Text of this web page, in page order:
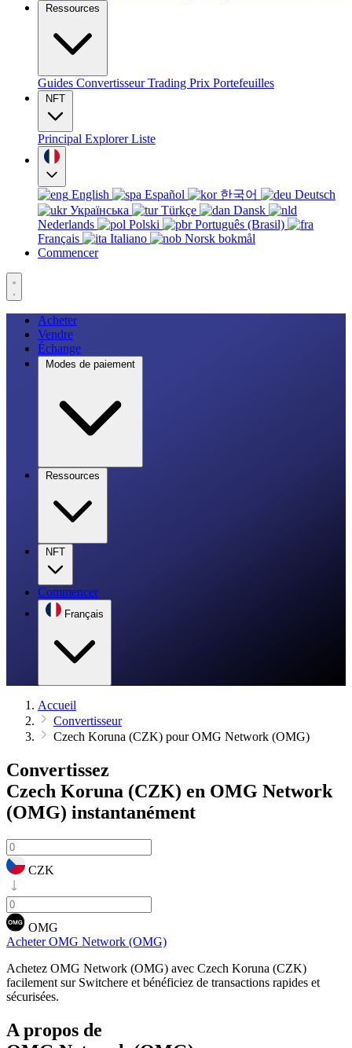
Ressources
Guides ConvertisseurTrading Prix Portefeuilles
NFT
Principal ExplorerListe
English Español 한국어
Deutsch
Українська
Türkçe
Dansk
Nederlands
Polski
Português (Brasil)
Français
Italiano
Norsk bokmål
Commencer
Acheter
Vendre
Échange
Modes de paiement
Ressources
NFT
Commencer
Français
Accueil
Convertisseur
Czech Koruna (CZK) pour OMG Network (OMG)
Convertissez
Czech Koruna (CZK) en OMG Network
(OMG) instantanément
CZK
OMG
Acheter OMG Network (OMG)
Achetez OMG Network (OMG) avec Czech Koruna (CZK)
facilement sur Switchere et bénéficiez de transactions rapides et
sécurisées.
A propos de